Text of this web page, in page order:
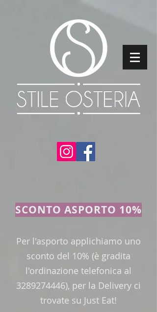
Per l'asporto applichiamo uno
sconto del 10% (è gradita
l'ordinazione telefonica al
3289274446), per la Delivery ci
trovate su Just Eat!
SCONTO ASPORTO 10%